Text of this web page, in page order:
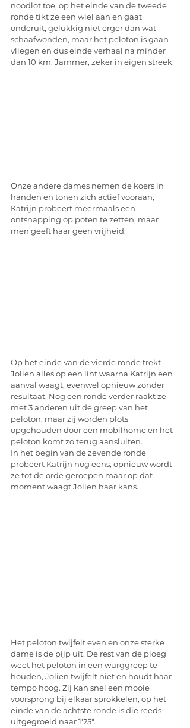
noodlot toe, op het einde van de tweede
ronde tikt ze een wiel aan en gaat
onderuit, gelukkig niet erger dan wat
schaafwonden, maar het peloton is gaan
vliegen en dus einde verhaal na minder
dan 10 km. Jammer, zeker in eigen streek.
Onze andere dames nemen de koers in
handen en tonen zich actief vooraan,
Katrijn probeert meermaals een
ontsnapping op poten te zetten, maar
men geeft haar geen vrijheid.
Op het einde van de vierde ronde trekt
Jolien alles op een lint waarna Katrijn een
aanval waagt, evenwel opnieuw zonder
resultaat. Nog een ronde verder raakt ze
met 3 anderen uit de greep van het
peloton, maar zij worden plots
opgehouden door een mobilhome en het
peloton komt zo terug aansluiten.
In het begin van de zevende ronde
probeert Katrijn nog eens, opnieuw wordt
ze tot de orde geroepen maar op dat
moment waagt Jolien haar kans.
Het peloton twijfelt even en onze sterke
dame is de pijp uit. De rest van de ploeg
weet het peloton in een wurggreep te
houden, Jolien twijfelt niet en houdt haar
tempo hoog. Zij kan snel een mooie
voorsprong bij elkaar sprokkelen, op het
einde van de achtste ronde is die reeds
uitgegroeid naar 1'25".